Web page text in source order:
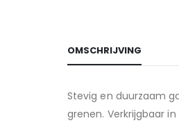
OMSCHRIJVING
Stevig en duurzaam
grenen. Verkrijgbaar